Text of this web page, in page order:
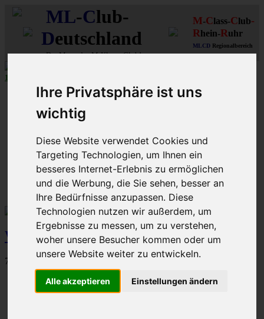
Ihre Privatsphäre ist uns
wichtig
Diese Website verwendet Cookies und
Targeting Technologien, um Ihnen ein
besseres Internet-Erlebnis zu ermöglichen
und die Werbung, die Sie sehen, besser an
Ihre Bedürfnisse anzupassen. Diese
Technologien nutzen wir außerdem, um
Ergebnisse zu messen, um zu verstehen,
woher unsere Besucher kommen oder um
unsere Website weiter zu entwickeln.
Alle akzeptieren Einstellungen ändern
ML-Club-
Deutschland
DerMercedes M-Klasse Club!
M-Class-Club-
Rhein-Ruhr
MLCD Regionalbereich
10 aus 27
Schnellzugriff
Ungelesene
Forennutzer
FAQ
MLCD-Seiten MLCD-Foren-Übersicht M-Klasse-Foren
W163 W164 W166 V167 Themen für alle(s) M-Klasse(n)
W164 Verbrauch
W164 Verbrauch
7 Themen • Seite von
Themen
Antworten